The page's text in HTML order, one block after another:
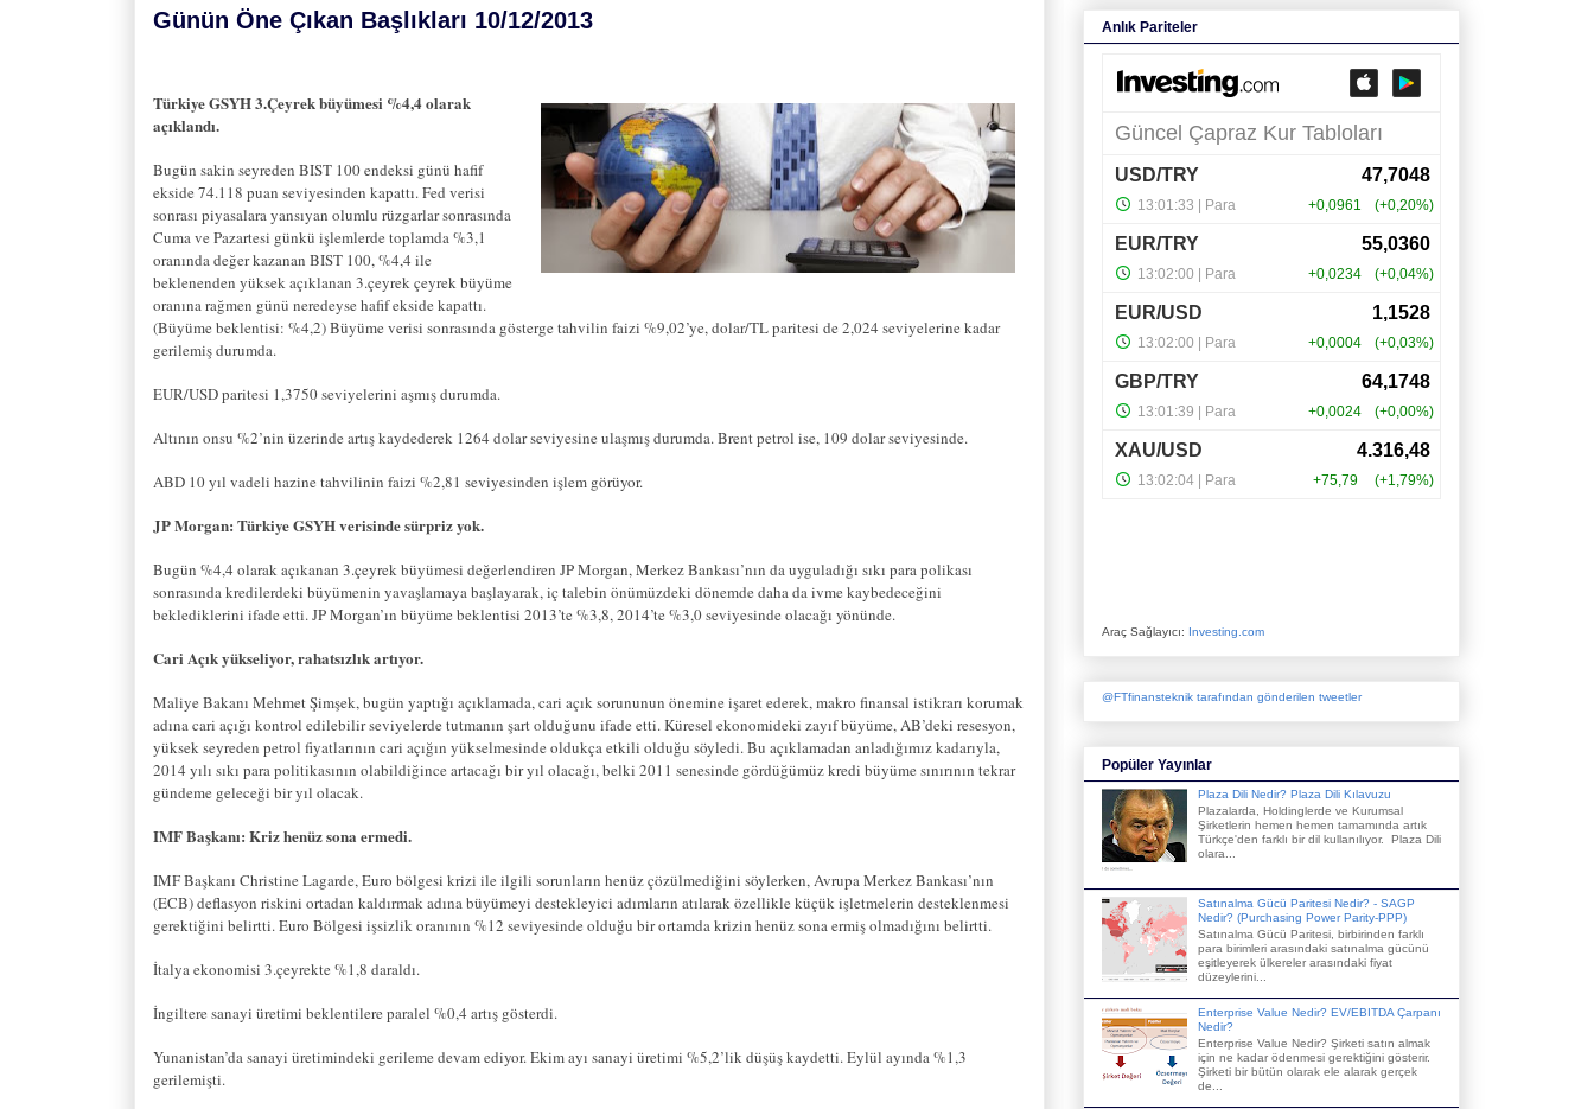
Günün Öne Çıkan Başlıkları 10/12/2013
Türkiye GSYH 3.Çeyrek büyümesi %4,4 olarak
açıklandı.
Bugün sakin seyreden BIST 100 endeksi günü hafif
ekside 74.118 puan seviyesinden kapattı. Fed verisi
sonrası piyasalara yansıyan olumlu rüzgarlar sonrasında
Cuma ve Pazartesi günkü işlemlerde toplamda %3,1
oranında değer kazanan BIST 100, %4,4 ile
beklenenden yüksek açıklanan 3.çeyrek çeyrek büyüme
oranına rağmen günü neredeyse hafif ekside kapattı.
(Büyüme beklentisi: %4,2) Büyüme verisi sonrasında gösterge tahvilin faizi %9,02’ye, dolar/TL paritesi de 2,024 seviyelerine kadar
gerilemiş durumda.
EUR/USD paritesi 1,3750 seviyelerini aşmış durumda.
Altının onsu %2’nin üzerinde artış kaydederek 1264 dolar seviyesine ulaşmış durumda. Brent petrol ise, 109 dolar seviyesinde.
ABD 10 yıl vadeli hazine tahvilinin faizi %2,81 seviyesinden işlem görüyor.
JP Morgan: Türkiye GSYH verisinde sürpriz yok.
Bugün %4,4 olarak açıkanan 3.çeyrek büyümesi değerlendiren JP Morgan, Merkez Bankası’nın da uyguladığı sıkı para polikası
sonrasında kredilerdeki büyümenin yavaşlamaya başlayarak, iç talebin önümüzdeki dönemde daha da ivme kaybedeceğini
beklediklerini ifade etti. JP Morgan’ın büyüme beklentisi 2013’te %3,8, 2014’te %3,0 seviyesinde olacağı yönünde.
Cari Açık yükseliyor, rahatsızlık artıyor.
Maliye Bakanı Mehmet Şimşek, bugün yaptığı açıklamada, cari açık sorununun önemine işaret ederek, makro finansal istikrarı korumak
adına cari açığı kontrol edilebilir seviyelerde tutmanın şart olduğunu ifade etti. Küresel ekonomideki zayıf büyüme, AB’deki resesyon,
yüksek seyreden petrol fiyatlarının cari açığın yükselmesinde oldukça etkili olduğu söyledi. Bu açıklamadan anladığımız kadarıyla,
2014 yılı sıkı para politikasının olabildiğince artacağı bir yıl olacağı, belki 2011 senesinde gördüğümüz kredi büyüme sınırının tekrar
gündeme geleceği bir yıl olacak.
IMF Başkanı: Kriz henüz sona ermedi.
IMF Başkanı Christine Lagarde, Euro bölgesi krizi ile ilgili sorunların henüz çözülmediğini söylerken, Avrupa Merkez Bankası’nın
(ECB) deflasyon riskini ortadan kaldırmak adına büyümeyi destekleyici adımların atılarak özellikle küçük işletmelerin desteklenmesi
gerektiğini belirtti. Euro Bölgesi işsizlik oranının %12 seviyesinde olduğu bir ortamda krizin henüz sona ermiş olmadığını belirtti.
İtalya ekonomisi 3.çeyrekte %1,8 daraldı.
İngiltere sanayi üretimi beklentilere paralel %0,4 artış gösterdi.
Yunanistan’da sanayi üretimindeki gerileme devam ediyor. Ekim ayı sanayi üretimi %5,2’lik düşüş kaydetti. Eylül ayında %1,3
gerilemişti.
Anlık Pariteler
Araç Sağlayıcı: Investing.com
@FTfinansteknik tarafından gönderilen tweetler
Popüler Yayınlar
Plaza Dili Nedir? Plaza Dili Kılavuzu
Plazalarda, Holdinglerde ve Kurumsal
Şirketlerin hemen hemen tamamında artık
Türkçe'den farklı bir dil kullanılıyor. Plaza Dili
olara...
Satınalma Gücü Paritesi Nedir? - SAGP
Nedir? (Purchasing Power Parity-PPP)
Satınalma Gücü Paritesi, birbirinden farklı
para birimleri arasındaki satınalma gücünü
eşitleyerek ülkereler arasındaki fiyat
düzeylerini...
Enterprise Value Nedir? EV/EBITDA Çarpanı
Nedir?
Enterprise Value Nedir? Şirketi satın almak
için ne kadar ödenmesi gerektiğini gösterir.
Şirketi bir bütün olarak ele alarak gerçek
de...